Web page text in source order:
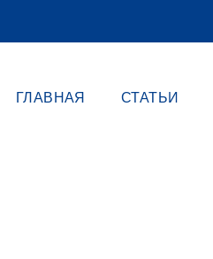
ГЛАВНАЯ СТАТЬИ